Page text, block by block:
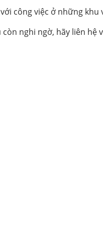
công việc ở những
còn nghi ngờ, hãy liên hệ